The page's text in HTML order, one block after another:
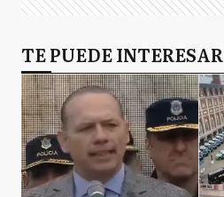
TE PUEDE INTERESAR